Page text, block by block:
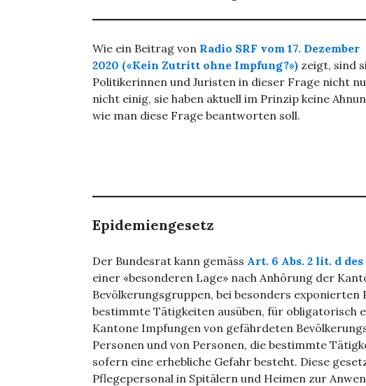
Wie ein Beitrag von Radio SRF vom 17. Dezember
2020 («Kein Zutritt ohne Impfung?») zeigt, sind
Politikerinnen und Juristen in dieser Frage nicht
nicht einig, sie haben aktuell im Prinzip keine
wie man diese Frage beantworten soll.
Epidemiengesetz
Der Bundesrat kann gemäss Art. 6 Abs. 2 lit. d
einer «besonderen Lage» nach Anhörung der
Bevölkerungsgruppen, bei besonders exponierten
bestimmte Tätigkeiten ausüben, für obligatorisch
Kantone Impfungen von gefährdeten
Personen und von Personen, die bestimmte
sofern eine erhebliche Gefahr besteht. Diese
Pflegepersonal in Spitälern und Heimen zur